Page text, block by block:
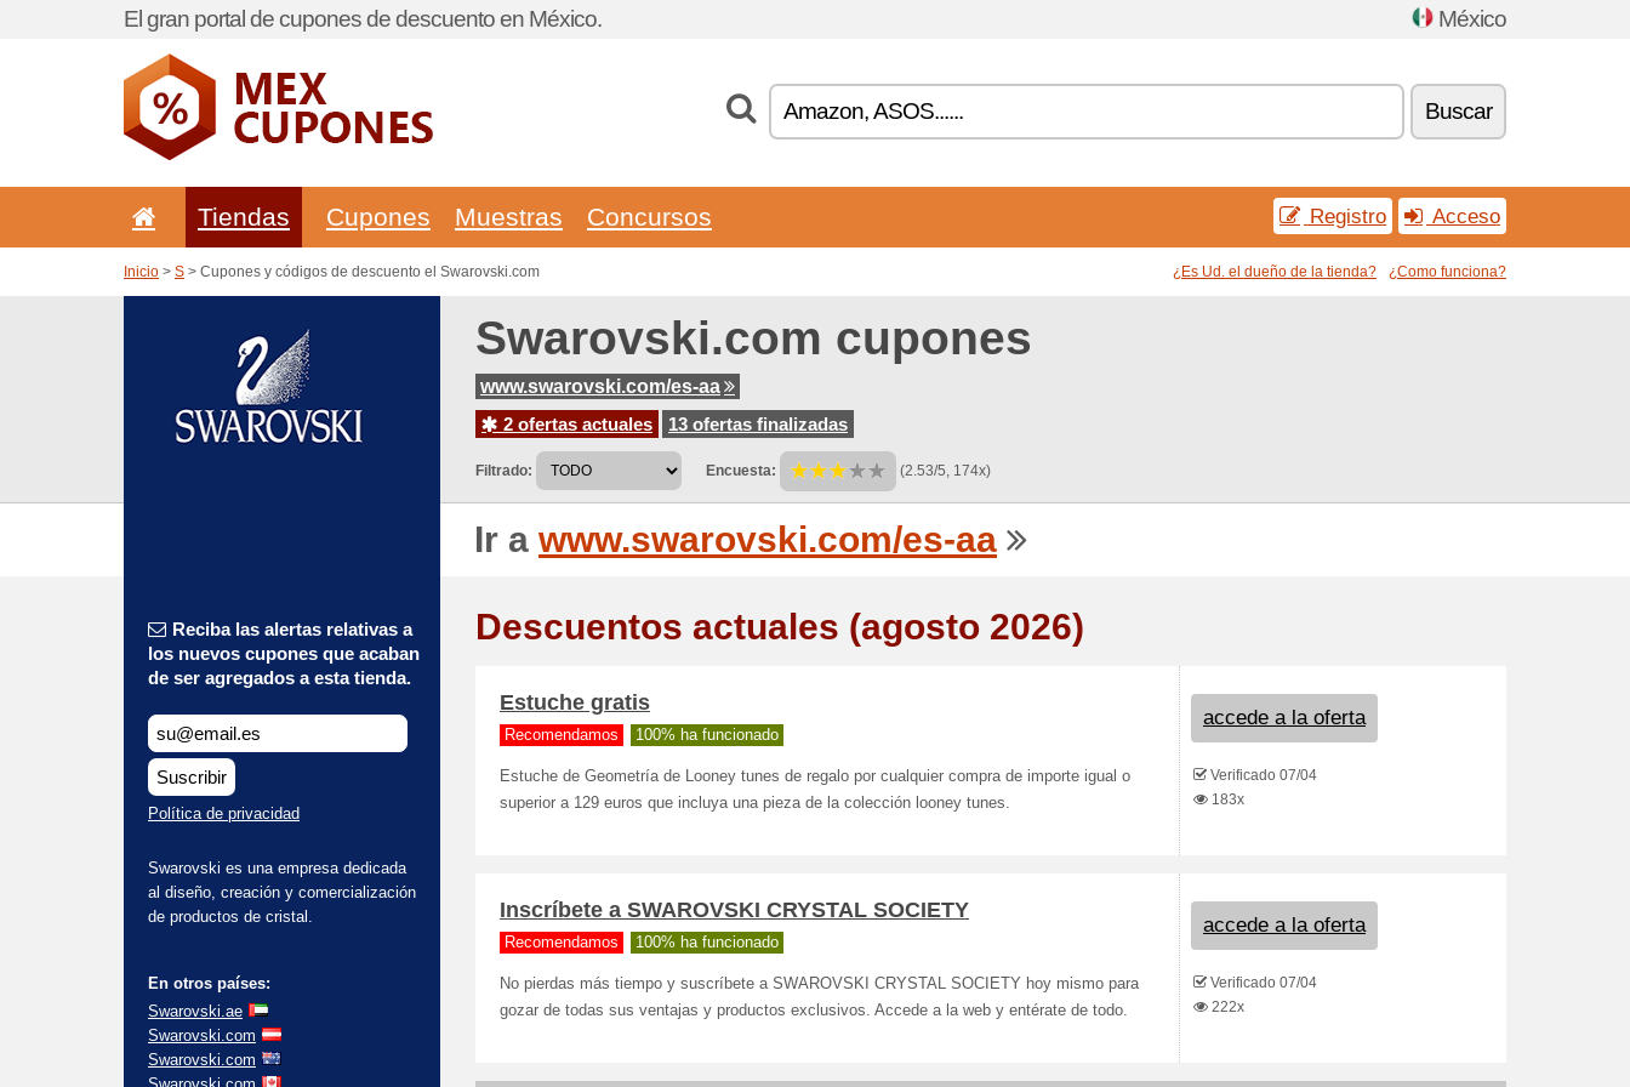
El gran portal de cupones de descuento en México. México
Buscar
Tiendas Cupones Muestras Concursos Registro Acceso
Inicio > S > Cupones y códigos de descuento el Swarovski.com ¿Es Ud. el dueño de la tienda? ¿Como funciona?
Swarovski.com cupones
www.swarovski.com/es-aa
2 ofertas actuales
13 ofertas finalizadas
Filtrado: Encuesta: (2.53/5, 174x)
Ir a www.swarovski.com/es-aa
Reciba las alertas relativas a
los nuevos cupones que acaban
de ser agregados a esta tienda.
Suscribir
Política de privacidad
Swarovski es una empresa dedicada
al diseño, creación y comercialización
de productos de cristal.
En otros países:
Swarovski.ae
Swarovski.com
Swarovski.com
Descuentos actuales (agosto 2026)
Estuche gratis
Recomendamos 100% ha funcionado
Estuche de Geometría de Looney tunes de regalo por cualquier compra de importe igual o
superior a 129 euros que incluya una pieza de la colección looney tunes.
accede a la oferta
Verificado 07/04
183x
Inscríbete a SWAROVSKI CRYSTAL SOCIETY
Recomendamos 100% ha funcionado
No pierdas más tiempo y suscríbete a SWAROVSKI CRYSTAL SOCIETY hoy mismo para
gozar de todas sus ventajas y productos exclusivos. Accede a la web y entérate de todo.
accede a la oferta
Verificado 07/04
222x